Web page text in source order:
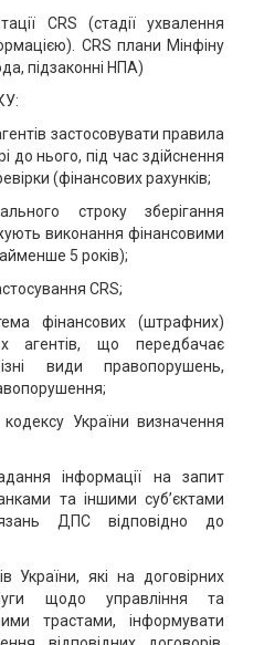
CRS (стадії ухвалення
CRS плани Мінфіну
підзаконні НПА)
застосовувати правила
до нього, під час здійснення
(фінансових рахунків;
строку зберігання
виконання фінансовими
5 років);
CRS;
фінансових (штрафних)
агентів, що передбачає
види правопорушень,
України визначення
інформації на запит
та іншими суб’єктами
ДПС відповідно до
України, які на договірних
щодо управління та
трастами, інформувати